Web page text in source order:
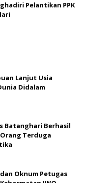
Pelantikan PPK
Lanjut Usia
Didalam
Batanghari Berhasil
Terduga
Oknum Petugas